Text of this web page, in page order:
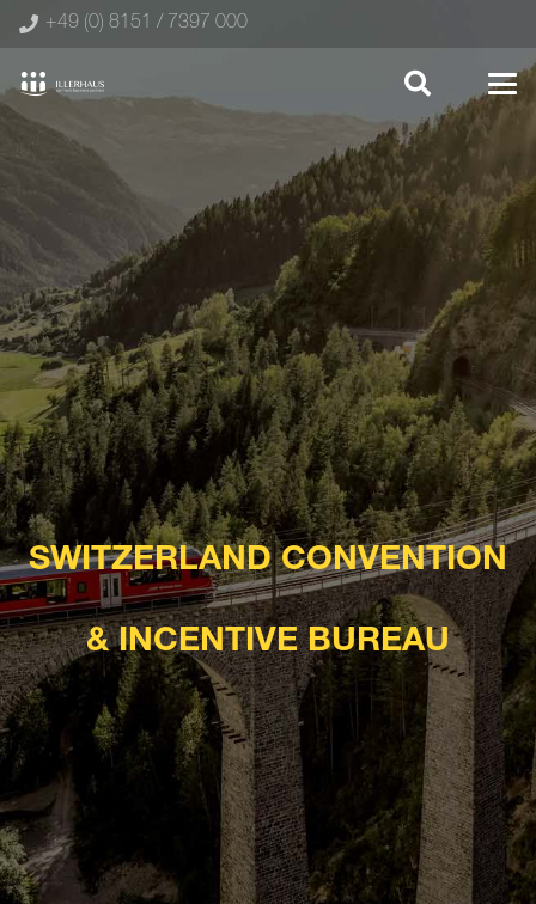
+49 (0) 8151 / 7397 000
SWITZERLAND CONVENTION
& INCENTIVE BUREAU